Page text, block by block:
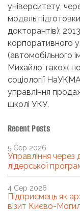
університету,
модель
докторантів);
корпоративного
(автомобільного
Михайло також
соціології
управління
школі УКУ.
Recent Posts
Управління через
лідерської
5 Сер 2026
Підприємець як
візит Києво-
4 Сер 2026